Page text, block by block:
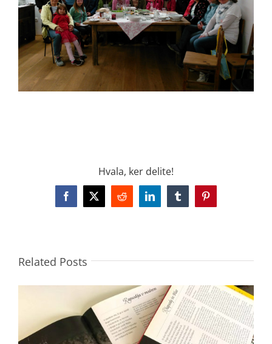
Hvala, ker delite!
Facebook
X Reddit LinkedInTumblrPinterest
Related Posts